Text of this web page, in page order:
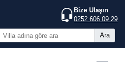
Bize Ulaşın
0252 606 09 29
Ara